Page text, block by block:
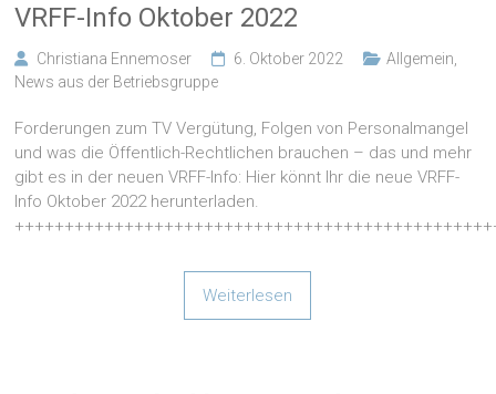
VRFF-Info Oktober 2022
Christiana Ennemoser 6. Oktober 2022 Allgemein
News aus der Betriebsgruppe
Forderungen zum TV Vergütung, Folgen von Personalmangel
und was die Öffentlich-Rechtlichen brauchen – das und mehr
gibt es in der neuen VRFF-Info: Hier könnt Ihr die neue VRFF-
Info Oktober 2022 herunterladen.
Weiterlesen